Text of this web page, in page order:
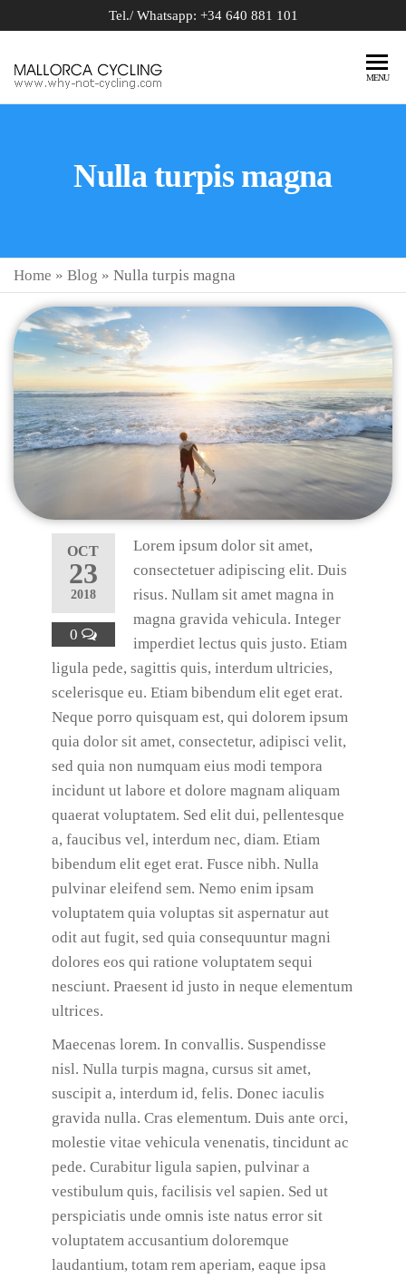
Tel./ Whatsapp: +34 640 881 101
RENTAL
MENU
Nulla turpis magna
Home » Blog » Nulla turpis magna
OCT
23
2018
0
Lorem ipsum dolor sit amet,
consectetuer adipiscing elit. Duis
risus. Nullam sit amet magna in
magna gravida vehicula. Integer
imperdiet lectus quis justo. Etiam
ligula pede, sagittis quis, interdum ultricies,
scelerisque eu. Etiam bibendum elit eget erat.
Neque porro quisquam est, qui dolorem ipsum
quia dolor sit amet, consectetur, adipisci velit,
sed quia non numquam eius modi tempora
incidunt ut labore et dolore magnam aliquam
quaerat voluptatem. Sed elit dui, pellentesque
a, faucibus vel, interdum nec, diam. Etiam
bibendum elit eget erat. Fusce nibh. Nulla
pulvinar eleifend sem. Nemo enim ipsam
voluptatem quia voluptas sit aspernatur aut
odit aut fugit, sed quia consequuntur magni
dolores eos qui ratione voluptatem sequi
nesciunt. Praesent id justo in neque elementum
ultrices.
Maecenas lorem. In convallis. Suspendisse
nisl. Nulla turpis magna, cursus sit amet,
suscipit a, interdum id, felis. Donec iaculis
gravida nulla. Cras elementum. Duis ante orci,
molestie vitae vehicula venenatis, tincidunt ac
pede. Curabitur ligula sapien, pulvinar a
vestibulum quis, facilisis vel sapien. Sed ut
perspiciatis unde omnis iste natus error sit
voluptatem accusantium doloremque
laudantium, totam rem aperiam, eaque ipsa